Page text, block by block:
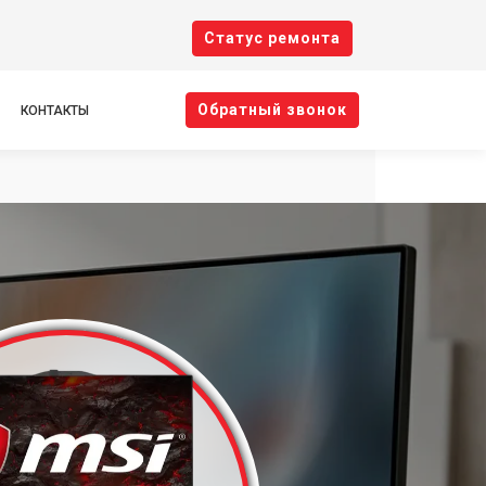
Cтатус ремонта
КОНТАКТЫ Oбратный звонок